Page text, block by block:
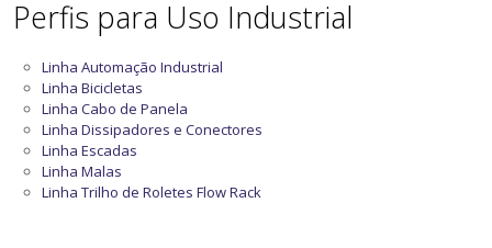
Perfis para Uso Industrial
Linha Automação Industrial
Linha Bicicletas
Linha Cabo de Panela
Linha Dissipadores e Conectores
Linha Escadas
Linha Malas
Linha Trilho de Roletes Flow Rack